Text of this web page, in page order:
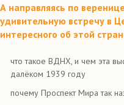
А направляясь по
удивительную встречу в
интересного об этой
что такое ВДНХ, и чем эта
далёком 1939 году
почему Проспект Мира так